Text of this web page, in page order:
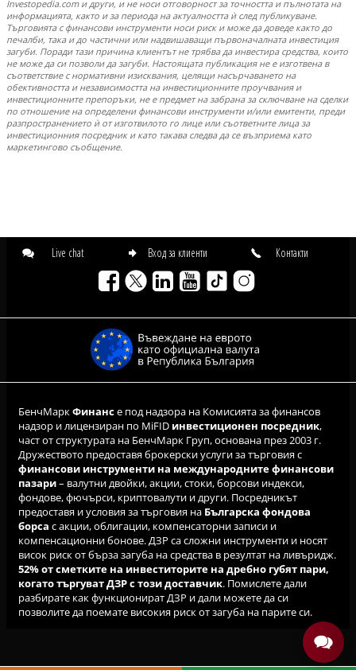
Investopedia.com и други, и не носи отговорност за точността и пълнотата на
информацията, както и за периода на актуалността ѝ след публикуване.
Търговията с финансови инструменти носи риск и може да доведе както до
печалби, така и до частични или надвишаващи първоначалната инвестиция
загуби. Поради тази причина клиентът не трябва да инвестира средства, които
не може да си позволи да загуби. Настоящата публикация не е изготвена в
съответствие с нормативни изисквания, целящи насърчаването на
обективността и независимостта на инвестиционните проучвания и
инвестиционните препоръки, не е предмет на забрана за сключване на сделки
по отношение на определени финансови инструменти и/или емитенти, преди
разпространението ѝ от изготвилото го лице или съответните лица за
инвестиционния посредник и като такава следва да се възприема като
маркетингово съобщение.
Live chat Вход за клиенти Контакти
БенчМаркФинансе под надзора на Комисията за финансов
надзор и лицензиран по MiFID инвестиционен посредник,
част от структурата на БенчМарк Груп, основана през 2003 г.
Дружеството предоставя брокерски услуги за търговия с
финансови инструменти на международните финансови
пазари– валутни двойки, акции, стоки, борсови индекси,
фондове, фючърси, криптовалути и други. Посредникът
предоставя и условия за търговия на Българска фондова
борса с акции, облигации, компенсаторни записи и
компенсационни бонове. ДЗР са сложни инструменти и носят
висок риск от бърза загуба на средства в резултат на ливъридж.
52% от сметките на инвеститорите на дребно губят пари,
когато търгуват ДЗР с този доставчик. Помислете дали
разбирате как функционират ДЗР и дали можете да си
позволите да поемате високия риск от загуба на парите си.